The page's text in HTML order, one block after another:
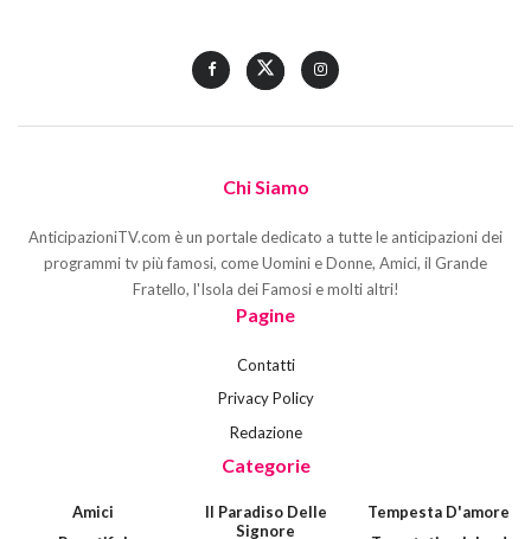
Chi Siamo
AnticipazioniTV.com è un portale dedicato a tutte le anticipazioni dei
programmi tv più famosi, come Uomini e Donne, Amici, il Grande
Fratello, l'Isola dei Famosi e molti altri!
Pagine
Contatti
Privacy Policy
Redazione
Categorie
Amici
Il Paradiso Delle
Signore
Tempesta D'amore